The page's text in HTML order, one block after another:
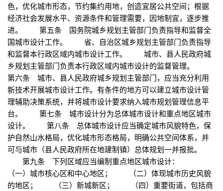
色，优化城市形态，节约集约用地，创造宜居公共空间；根据
经济社会发展水平、资源条件和管理需要，因地制宜，逐步推
进。 第五条 国务院城乡规划主管部门负责指导和监督全
国城市设计工作。 省、自治区城乡规划主管部门负责指导
和监督本行政区域内城市设计工作。 城市、县人民政府城
乡规划主管部门负责本行政区域内城市设计的监督管理。
第六条 城市、县人民政府城乡规划主管部门，应当充分利用
新技术开展城市设计工作。有条件的地方可以建立城市设计管
理辅助决策系统，并将城市设计要求纳入城市规划管理信息平
台。 第七条 城市设计分为总体城市设计和重点地区城市
设计。 第八条 总体城市设计应当确定城市风貌特色，保
护自然山水格局，优化城市形态格局，明确公共空间体系，并
可与城市（县人民政府所在地建制镇）总体规划一并报批。
第九条 下列区域应当编制重点地区城市设计：
（一）城市核心区和中心地区； （二）体现城市历史风貌
的地区； （三）新城新区； （四）重要街道，包括商